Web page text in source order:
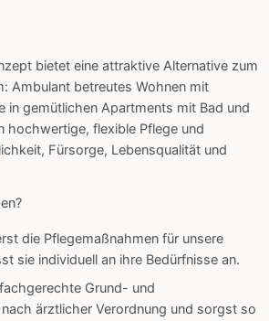
bietet eine attraktive Alternative zum
Ambulant betreutes Wohnen mit
in gemütlichen Apartments mit Bad und
hochwertige, flexible Pflege und
Fürsorge, Lebensqualität und
die Pflegemaßnahmen für unsere
sie individuell an ihre Bedürfnisse an.
Grund- und
ärztlicher Verordnung und sorgst so